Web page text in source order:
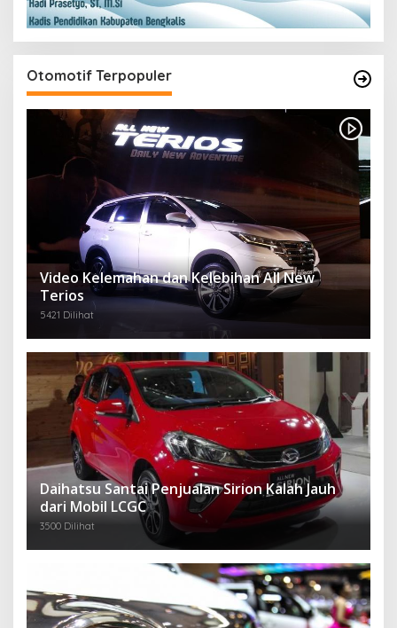
Otomotif Terpopuler
Video Kelemahan dan Kelebihan All New
Terios
5421 Dilihat
Daihatsu Santai Penjualan Sirion Kalah Jauh
dari Mobil LCGC
3500 Dilihat